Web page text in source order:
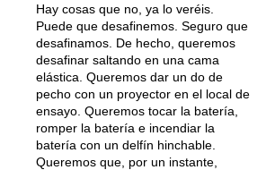
Hay cosas que no, ya lo veréis.
Puede que desafinemos. Seguro que
desafinamos. De hecho, queremos
desafinar saltando en una cama
elástica. Queremos dar un do de
pecho con un proyector en el local de
ensayo. Queremos tocar la batería,
romper la batería e incendiar la
batería con un delfín hinchable.
Queremos que, por un instante,